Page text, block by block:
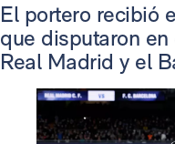
El portero recibió
que disputaron
Real Madrid y el